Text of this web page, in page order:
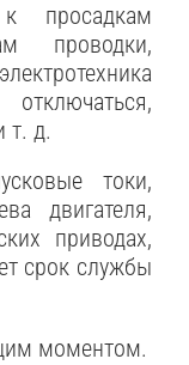
просадкам
проводки,
т. д.
токи,
двигателя,
приводах,
срок службы
моментом.